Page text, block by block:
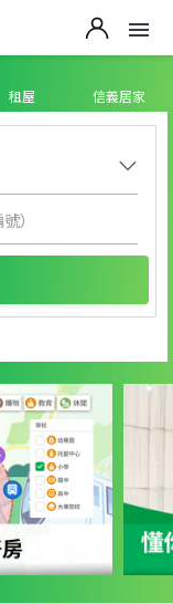
租屋 信義居家